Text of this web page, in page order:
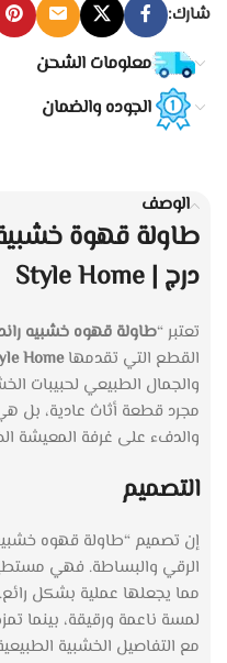
شارك:
معلومات الشحن
الجوده والضمان
الوصف
درج | Style Home
تعتبر “طاولة قهوه خشبيه
القطع التي تقدمهاHome
والجمال الطبيعي لحبيبات
مجرد قطعة أثاث عادية، بل
والدفء على غرفة المعيشة
التصميم
الرقي والبساطة. فهي
مما يجعلها عملية بشكل
لمسة ناعمة ورقيقة، بينما
مع التفاصيل الخشبية